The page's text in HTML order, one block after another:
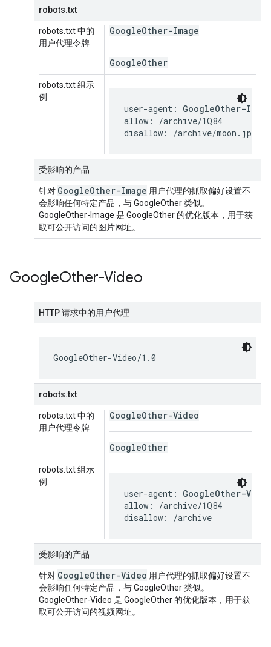
robots.txt
robots.txt 中的
用户代理令牌
GoogleOther-Image
GoogleOther
robots.txt 组示
例
user-agent: GoogleOther-
allow: /archive/1Q84
disallow: /archive/moon.jpg
受影响的产品
针对 GoogleOther-Image 用户代理的抓取偏好设置不
会影响任何特定产品，与 GoogleOther 类似。
GoogleOther-Image 是 GoogleOther 的优化版本，用于获
取可公开访问的图片网址。
GoogleOther-Video
HTTP 请求中的用户代理
GoogleOther-Video/1.0
robots.txt
robots.txt 中的
用户代理令牌
GoogleOther-Video
GoogleOther
robots.txt 组示
例
user-agent: GoogleOther-
allow: /archive/1Q84
disallow: /archive
受影响的产品
针对 GoogleOther-Video 用户代理的抓取偏好设置不
会影响任何特定产品，与 GoogleOther 类似。
GoogleOther-Video 是 GoogleOther 的优化版本，用于获
取可公开访问的视频网址。